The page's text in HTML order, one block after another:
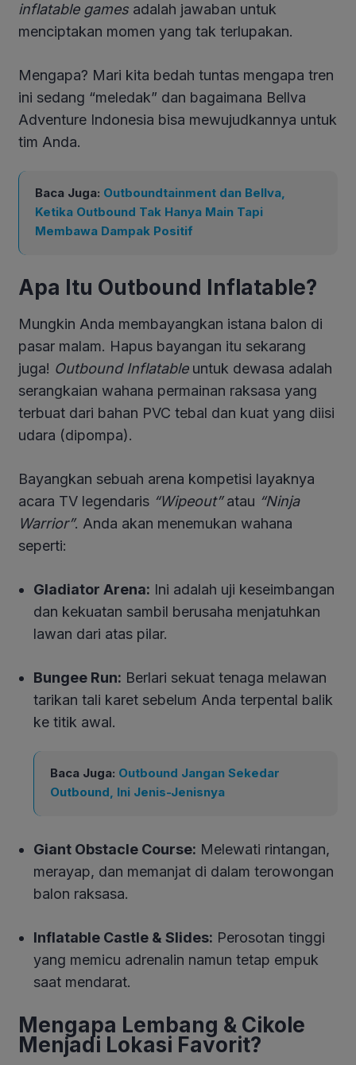
inflatable games adalah jawaban untuk
menciptakan momen yang tak terlupakan.
Mengapa? Mari kita bedah tuntas mengapa tren
ini sedang “meledak” dan bagaimana Bellva
Adventure Indonesia bisa mewujudkannya untuk
tim Anda.
Baca Juga: Outboundtainment dan Bellva,
Ketika Outbound Tak Hanya Main Tapi
Membawa Dampak Positif
Apa Itu Outbound Inflatable?
Mungkin Anda membayangkan istana balon di
pasar malam. Hapus bayangan itu sekarang
juga! Outbound Inflatableuntuk dewasa adalah
serangkaian wahana permainan raksasa yang
terbuat dari bahan PVC tebal dan kuat yang diisi
udara (dipompa).
Bayangkan sebuah arena kompetisi layaknya
acara TV legendaris “Wipeout”atau “Ninja
Warrior”. Anda akan menemukan wahana
seperti:
Gladiator Arena: Ini adalah uji keseimbangan
dan kekuatan sambil berusaha menjatuhkan
lawan dari atas pilar.
Bungee Run: Berlari sekuat tenaga melawan
tarikan tali karet sebelum Anda terpental balik
ke titik awal.
Baca Juga: Outbound Jangan Sekedar
Outbound, Ini Jenis-Jenisnya
Giant Obstacle Course: Melewati rintangan,
merayap, dan memanjat di dalam terowongan
balon raksasa.
Inflatable Castle & Slides: Perosotan tinggi
yang memicu adrenalin namun tetap empuk
saat mendarat.
Mengapa Lembang & Cikole
Menjadi Lokasi Favorit?